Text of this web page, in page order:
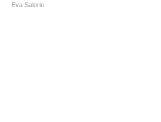
Eva Salorio